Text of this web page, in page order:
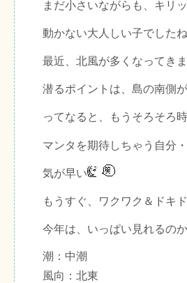
まだ小さいながらも、キリ
動かない大人しい子でしたね
最近、北風が多くなってき
潜るポイントは、島の南側
ってなると、もうそろそろ
マンタを期待しちゃう自分・
気が早い
もうすぐ、ワクワク＆ドキ
今年は、いっぱい見れるの
潮：中潮
風向：北東